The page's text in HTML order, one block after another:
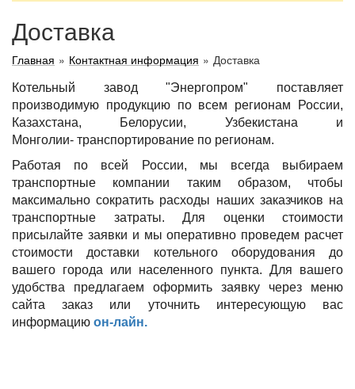
Доставка
Главная » Контактная информация » Доставка
Котельный завод "Энергопром" поставляет
производимую продукцию по всем регионам России,
Казахстана, Белорусии, Узбекистана и
Монголии- транспортирование по регионам.
Работая по всей России, мы всегда выбираем
транспортные компании таким образом, чтобы
максимально сократить расходы наших заказчиков на
транспортные затраты. Для оценки стоимости
присылайте заявки и мы оперативно проведем расчет
стоимости доставки котельного оборудования до
вашего города или населенного пункта. Для вашего
удобства предлагаем оформить заявку через меню
сайта заказ или уточнить интересующую вас
информацию он-лайн.